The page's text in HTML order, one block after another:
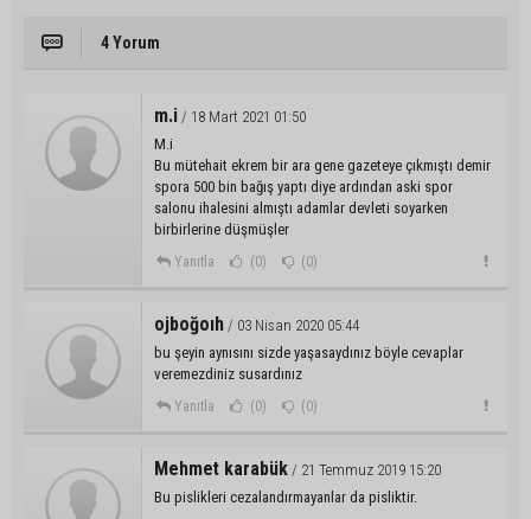
4 Yorum
m.i / 18 Mart 2021 01:50
M.i
Bu mütehait ekrem bir ara gene gazeteye çıkmıştı demir
spora 500 bin bağış yaptı diye ardından aski spor
salonu ihalesini almıştı adamlar devleti soyarken
birbirlerine düşmüşler
Yanıtla (0) (0)
ojboğoıh / 03 Nisan 2020 05:44
bu şeyin aynısını sizde yaşasaydınız böyle cevaplar
veremezdiniz susardınız
Yanıtla (0) (0)
Mehmet karabük / 21 Temmuz 2019 15:20
Bu pislikleri cezalandırmayanlar da pisliktir.